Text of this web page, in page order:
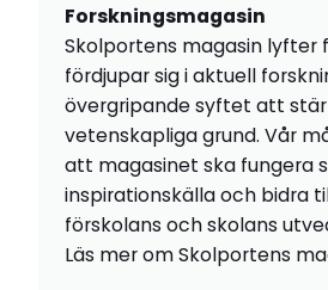
Forskningsmagasin
Skolportens magasin lyfter
fördjupar sig i aktuell
övergripande syftet att
vetenskapliga grund. Vår
att magasinet ska fungera
inspirationskälla och bidra
förskolans och skolans
Läs mer om Skolportens